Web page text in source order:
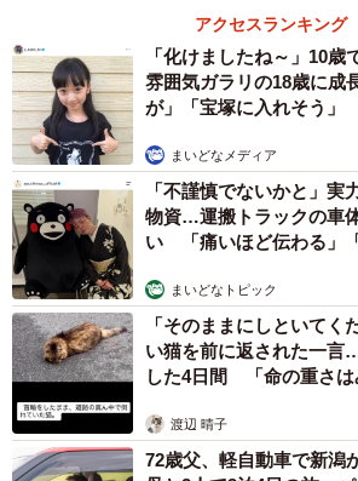
その後は、すっかり完全室内飼いの家
の中で、おもちゃで遊んだり、大好き
CM曲を流すと、喜んではとさんの元
部屋の窓から外を見るのが好きなタロ
らしていた。
そんな都会生活に別れを告げ、長野の
える大自然に興味津々。野生の本能が
たがるようになり、夫妻は時々、一緒
になった。そのうち短い散歩にも行く
なときタロスケくんは、今まで見せた
をキラキラさせて、高原をかっ歩して
っ越しから21日目、散歩に出掛けたま
った。
アクセスランキング
「化けましたね～」10
雰囲気ガラリの18歳に
が」「宝塚に入れそう」
まいどなメディア
「不謹慎でないかと」実
物資…運搬トラックの車
い 「痛いほど伝わる」
まいどなトピック
「そのままにしといてく
い猫を前に返された一
した4日間 「命の重さは
渡辺 晴子
72歳父、軽自動車で新